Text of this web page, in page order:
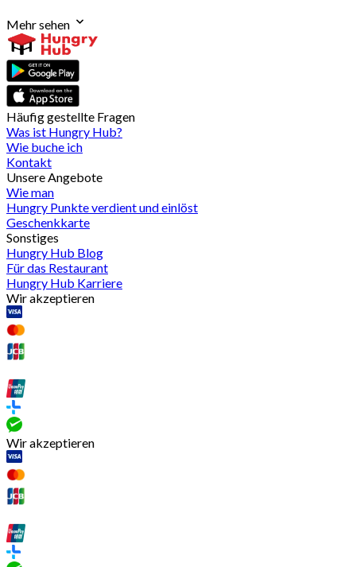
Mehr sehen
Häufig gestellte Fragen
Was ist Hungry Hub?
Wie buche ich
Kontakt
Unsere Angebote
Wie man
Hungry Punkte verdient und einlöst
Geschenkkarte
Sonstiges
Hungry Hub Blog
Für das Restaurant
Hungry Hub Karriere
Wir akzeptieren
Wir akzeptieren